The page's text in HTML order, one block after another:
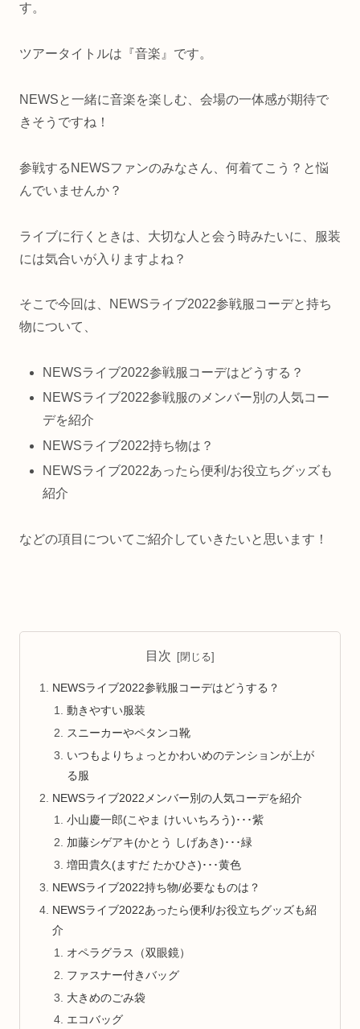
す。
ツアータイトルは『音楽』です。
NEWSと一緒に音楽を楽しむ、会場の一体感が期待で
きそうですね！
参戦するNEWSファンのみなさん、何着てこう？と悩
んでいませんか？
ライブに行くときは、大切な人と会う時みたいに、服装
には気合いが入りますよね？
そこで今回は、NEWSライブ2022参戦服コーデと持ち
物について、
NEWSライブ2022参戦服コーデはどうする？
NEWSライブ2022参戦服のメンバー別の人気コー
デを紹介
NEWSライブ2022持ち物は？
NEWSライブ2022あったら便利/お役立ちグッズも
紹介
などの項目についてご紹介していきたいと思います！
目次
NEWSライブ2022参戦服コーデはどうする？
動きやすい服装
スニーカーやペタンコ靴
いつもよりちょっとかわいめのテンションが上が
る服
NEWSライブ2022メンバー別の人気コーデを紹介
小山慶一郎(こやま けいいちろう)･･･紫
加藤シゲアキ(かとう しげあき)･･･緑
増田貴久(ますだ たかひさ)･･･黄色
NEWSライブ2022持ち物/必要なものは？
NEWSライブ2022あったら便利/お役立ちグッズも紹
介
オペラグラス（双眼鏡）
ファスナー付きバッグ
大きめのごみ袋
エコバッグ